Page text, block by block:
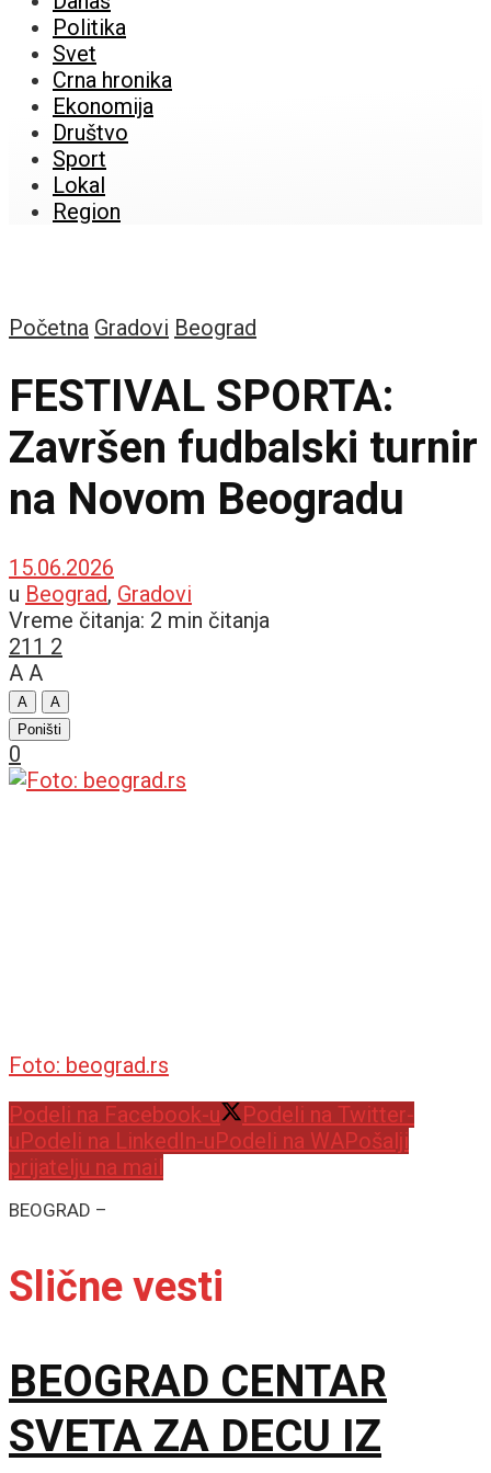
Politika
Svet
Crna hronika
Ekonomija
Društvo
Sport
Lokal
Region
Početna Gradovi Beograd
FESTIVAL SPORTA:
Završen fudbalski turnir
na Novom Beogradu
15.06.2026
u Beograd, Gradovi
Vreme čitanja: 2 min čitanja
211 2
A A
A
A
Poništi
0
Foto: beograd.rs
Podeli na Facebook-u
Podeli na Twitter-
uPodeli na LinkedIn-uPodeli na WAPošalji
prijatelju na mail
BEOGRAD –
Slične vesti
BEOGRAD CENTAR
SVETA ZA DECU IZ